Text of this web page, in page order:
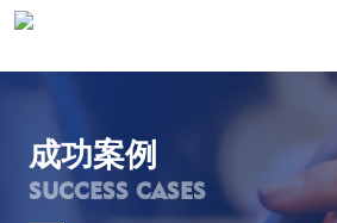
成功案例
SUCCESS CASES